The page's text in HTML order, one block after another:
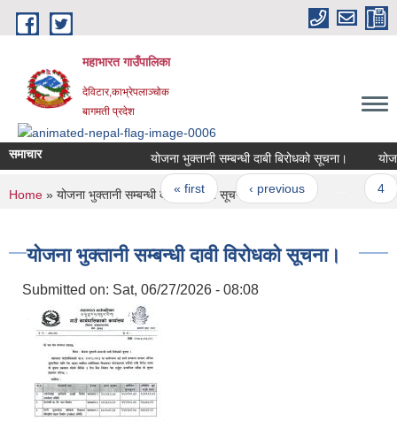
Skip to main content
महाभारत गाउँपालिका
देविटार,काभ्रेपलाञ्चोक
बागमती प्रदेश
समाचार योजना भुक्तानी सम्बन्धी दाबी बिरोधको सूचना।
Pages
« first ‹ previous
You are here
Home » योजना भुक्तानी सम्बन्धी दावी विरोधको सूचना।
योजना भुक्तानी सम्बन्धी दावी विरोधको सूचना।
Submitted on: Sat, 06/27/2026 - 08:08